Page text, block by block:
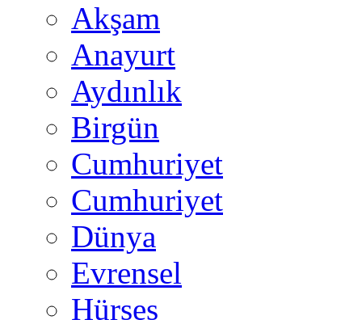
Akşam
Anayurt
Aydınlık
Birgün
Cumhuriyet
Cumhuriyet
Dünya
Evrensel
Hürses